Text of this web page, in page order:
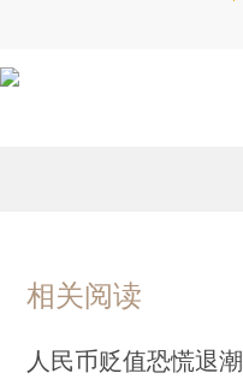
相关阅读
人民币贬值恐慌退潮